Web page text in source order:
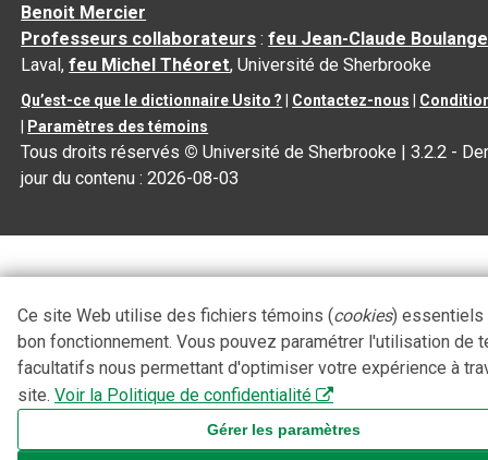
Benoit Mercier
Professeurs collaborateurs :feu Jean-Claude
Laval,feu Michel Théoret, Université de Sherbrooke
Qu’est-ce que le dictionnaire Usito ? | Contactez-nous |
| Paramètres des témoins
Tous droits réservés © Université de Sherbrooke |3.2.2 -
jour du contenu :2026-08-03
Ce site Web utilise des fichiers témoins (cookies) essentiels
bon fonctionnement. Vous pouvez paramétrer l'utilisation de
facultatifs nous permettant d'optimiser votre expérience à
site. Voir la Politique de confidentialité
Gérer les paramètres